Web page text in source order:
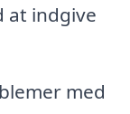
at indgive
med